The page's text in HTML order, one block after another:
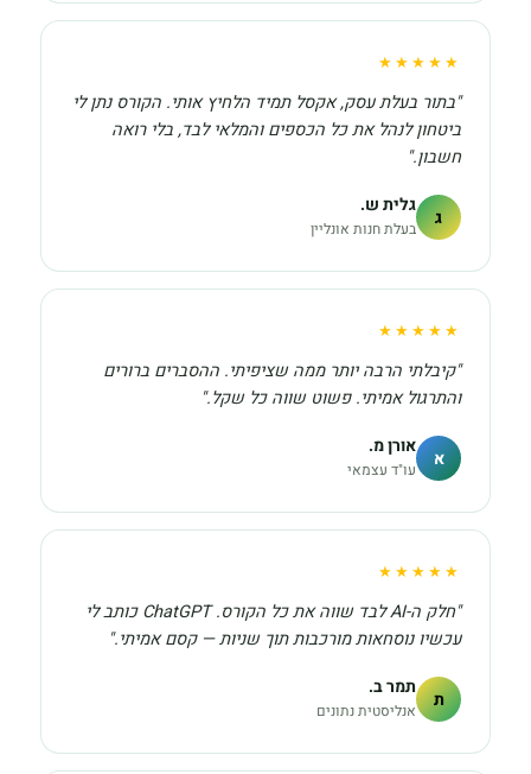
★★★★★
"בתור בעלת עסק, אקסל תמיד הלחיץ אותי. הקורס נתן לי
ביטחון לנהל את כל הכספים והמלאי לבד, בלי רואה
חשבון."
ג גלית ש.
בעלת חנות אונליין
★★★★★
"קיבלתי הרבה יותר ממה שציפיתי. ההסברים ברורים
והתרגול אמיתי. פשוט שווה כל שקל."
א אורן מ.
עו"ד עצמאי
★★★★★
"חלק ה-AI לבד שווה את כל הקורס. ChatGPT כותב לי
עכשיו נוסחאות מורכבות תוך שניות — קסם אמיתי."
ת תמר ב.
אנליסטית נתונים